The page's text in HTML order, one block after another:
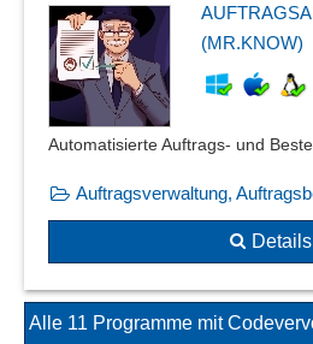
(MR.KNOW)
Automatisierte Auftrags- und
Auftragsverwaltung,
Details
Alle 11 Programme mit